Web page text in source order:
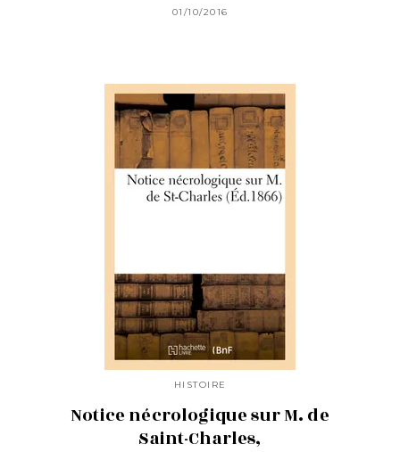
01/10/2016
HISTOIRE
Notice nécrologique sur M. de
Saint-Charles,